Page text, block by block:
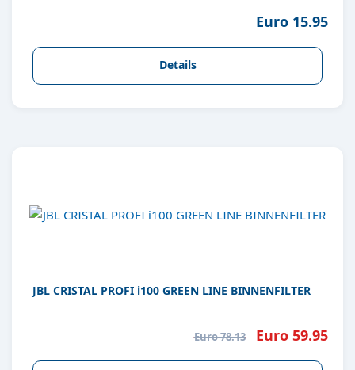
Euro 15.95
Details
JBL CRISTAL PROFI i100 GREEN LINE BINNENFILTER
Euro 78.13 Euro 59.95